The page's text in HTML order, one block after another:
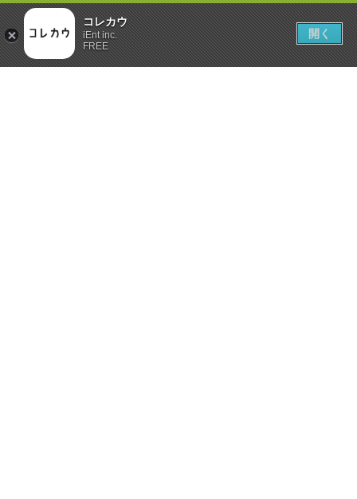
コレカウ
iEnt inc.
FREE
開く